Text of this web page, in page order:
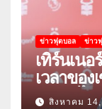
ข่าวฟุตบอล ข่าว
เทิร์นเนอ
เวลาของ
พัฒนาได้
สิงหาคม 14,